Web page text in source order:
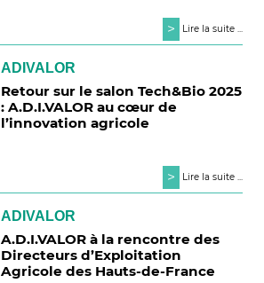
> Lire la suite ...
ADIVALOR
Retour sur le salon Tech&Bio 2025
: A.D.I.VALOR au cœur de
l’innovation agricole
> Lire la suite ...
ADIVALOR
A.D.I.VALOR à la rencontre des
Directeurs d’Exploitation
Agricole des Hauts-de-France